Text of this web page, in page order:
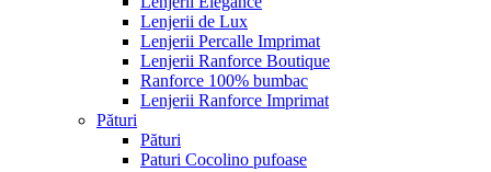
Lenjerii de Lux
Lenjerii Percalle Imprimat
Lenjerii Ranforce Boutique
Ranforce 100% bumbac
Lenjerii Ranforce Imprimat
Pături
Pături
Paturi Cocolino pufoase